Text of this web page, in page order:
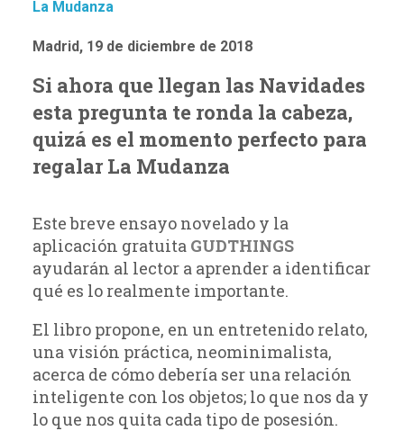
La Mudanza
Madrid, 19 de diciembre de 2018
Si ahora que llegan las Navidades
esta pregunta te ronda la cabeza,
quizá es el momento perfecto para
regalar La Mudanza
Este breve ensayo novelado y la
aplicación gratuita GUDTHINGS
ayudarán al lector a aprender a identificar
qué es lo realmente importante.
El libro propone, en un entretenido relato,
una visión práctica, neominimalista,
acerca de cómo debería ser una relación
inteligente con los objetos; lo que nos da y
lo que nos quita cada tipo de posesión.